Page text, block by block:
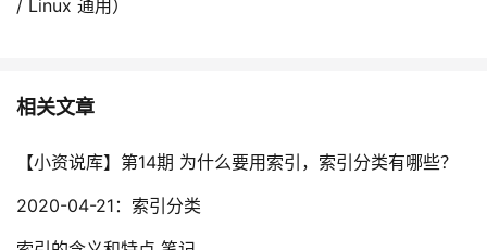
/ Linux 通用）
相关文章
【小资说库】第14期 为什么要用索引，索引分类有哪些？
2020-04-21：索引分类